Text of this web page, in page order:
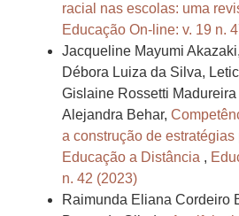
racial nas escolas: uma
Educação On-line: v. 19 n.
Jacqueline Mayumi
Débora Luiza da Silva,
Gislaine Rossetti
Alejandra Behar,
a construção de
Educação a Distância ,
n. 42 (2023)
Raimunda Eliana Cordeiro